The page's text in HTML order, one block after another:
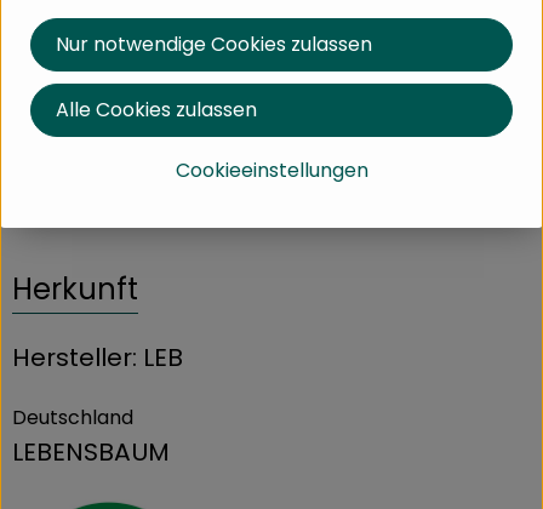
Verwendet oder empfohlen bei
Herkunft
Hersteller: LEB
Deutschland
LEBENSBAUM
Cookieeinstellungen
Nur notwendige Cookies zulassen
Alle Cookies zulassen